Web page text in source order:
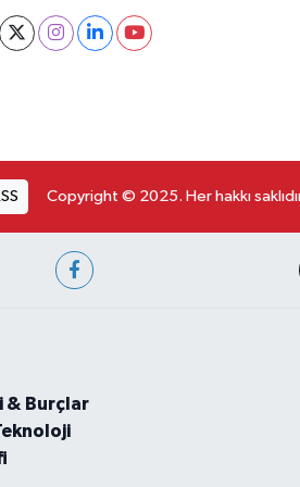
Copyright © 2025. Her hakkı
& Burçlar